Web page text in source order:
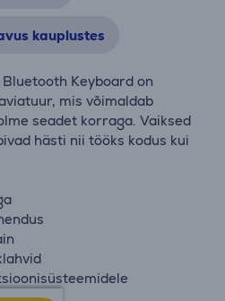
kauplustes
Keyboard on
mis võimaldab
seadet korraga. Vaiksed
hästi nii tööks kodus kui